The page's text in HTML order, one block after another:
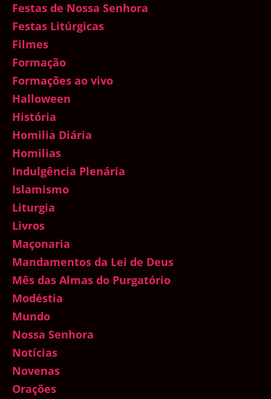
Festas de Nossa Senhora
Festas Litúrgicas
Filmes
Formação
Formações ao vivo
Halloween
História
Homilia Diária
Homilias
Indulgência Plenária
Islamismo
Liturgia
Livros
Maçonaria
Mandamentos da Lei de Deus
Mês das Almas do Purgatório
Modéstia
Mundo
Nossa Senhora
Notícias
Novenas
Orações